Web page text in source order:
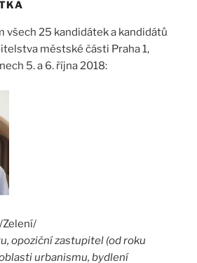
všech 25 kandidátek a kandidátů
městské části Praha 1,
5. a 6. října 2018:
/Zelení/
opoziční zastupitel (od roku
urbanismu, bydlení